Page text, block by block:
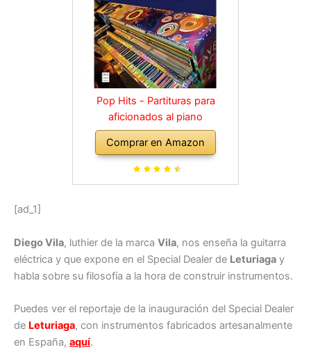
Pop Hits - Partituras para
aficionados al piano
Comprar en Amazon
[ad_1]
Diego Vila, luthier de la marca Vila, nos enseña la guitarra
eléctrica y que expone en el Special Dealer de Leturiaga y
habla sobre su filosofía a la hora de construir instrumentos.
Puedes ver el reportaje de la inauguración del Special Dealer
de Leturiaga, con instrumentos fabricados artesanalmente
en España, aquí.